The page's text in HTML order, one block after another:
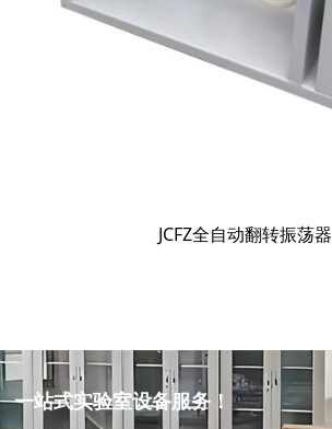
JCFZ全自动翻转振荡器
一站式实验室设备服务！